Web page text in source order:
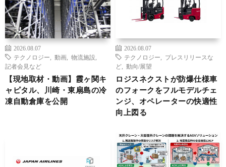
2026.08.07
テクノロジー
動画 物流施設
記者会見など
【現地取材・動画】霞ヶ関キ
ャピタル、川崎・東扇島の冷
凍自動倉庫を公開
2026.08.07
テクノロジー
プレスリリースな
ど
動向/展望
ロジスネクストが防爆仕様車
のフォークをフルモデルチェ
ンジ、オペレーターの快適性
向上図る